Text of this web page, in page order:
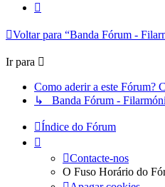
Voltar para “Banda Fórum -
Ir para
Como aderir a este Fórum?
↳ Banda Fórum -
Índice do Fórum
Contacte-nos
O Fuso Horário do